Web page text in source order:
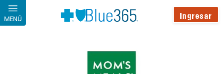
Pasar al contenido principal
MENÚ Ingresar